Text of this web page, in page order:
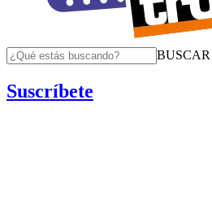
BUSCAR
Suscríbete